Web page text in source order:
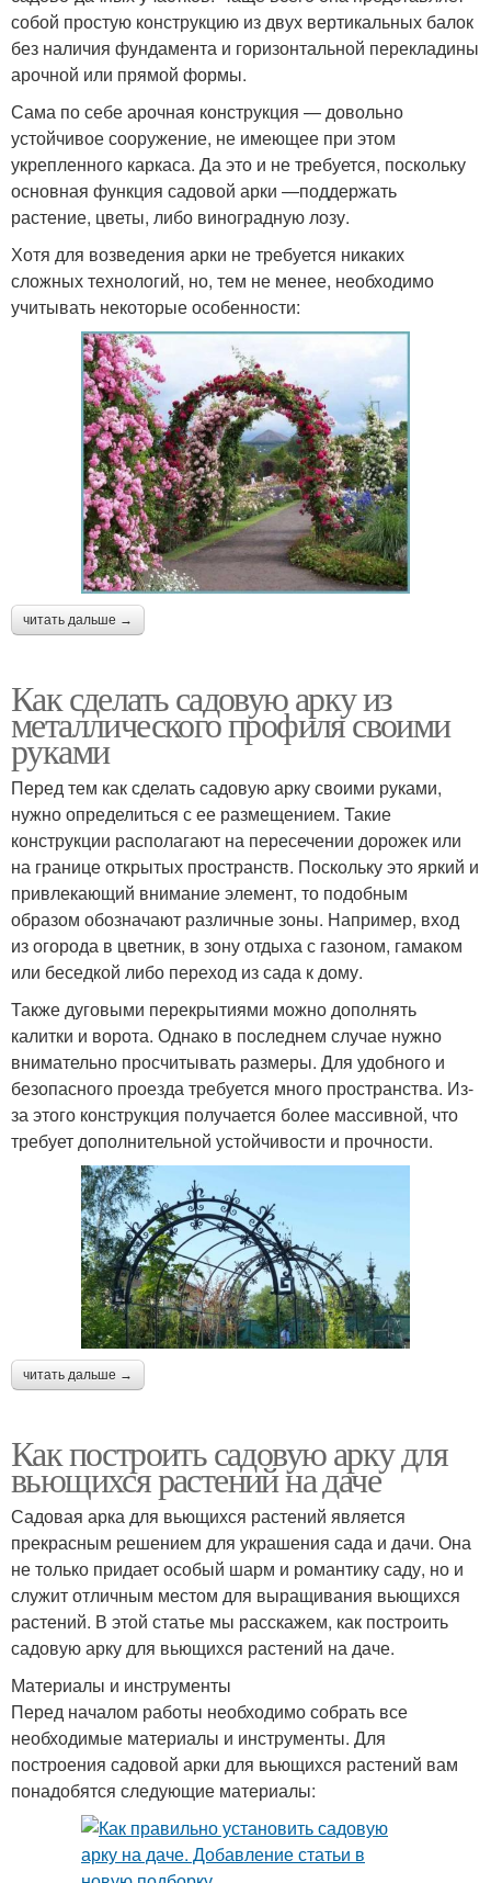
собой простую конструкцию из двух вертикальных балок
без наличия фундамента и горизонтальной перекладины
арочной или прямой формы.
Сама по себе арочная конструкция — довольно
устойчивое сооружение, не имеющее при этом
укрепленного каркаса. Да это и не требуется, поскольку
основная функция садовой арки —поддержать
растение, цветы, либо виноградную лозу.
Хотя для возведения арки не требуется никаких
сложных технологий, но, тем не менее, необходимо
учитывать некоторые особенности:
читать дальше →
Как сделать садовую арку из
металлического профиля своими
руками
Перед тем как сделать садовую арку своими руками,
нужно определиться с ее размещением. Такие
конструкции располагают на пересечении дорожек или
на границе открытых пространств. Поскольку это яркий и
привлекающий внимание элемент, то подобным
образом обозначают различные зоны. Например, вход
из огорода в цветник, в зону отдыха с газоном, гамаком
или беседкой либо переход из сада к дому.
Также дуговыми перекрытиями можно дополнять
калитки и ворота. Однако в последнем случае нужно
внимательно просчитывать размеры. Для удобного и
безопасного проезда требуется много пространства. Из-
за этого конструкция получается более массивной, что
требует дополнительной устойчивости и прочности.
читать дальше →
Как построить садовую арку для
вьющихся растений на даче
Садовая арка для вьющихся растений является
прекрасным решением для украшения сада и дачи. Она
не только придает особый шарм и романтику саду, но и
служит отличным местом для выращивания вьющихся
растений. В этой статье мы расскажем, как построить
садовую арку для вьющихся растений на даче.
Материалы и инструменты
Перед началом работы необходимо собрать все
необходимые материалы и инструменты. Для
построения садовой арки для вьющихся растений вам
понадобятся следующие материалы: